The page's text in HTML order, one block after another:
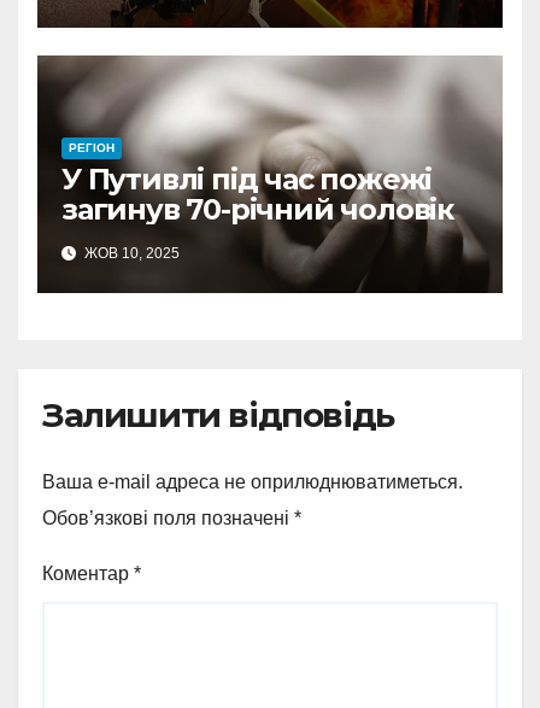
РЕГІОН
У Путивлі під час пожежі
загинув 70-річний чоловік
ЖОВ 10, 2025
Залишити відповідь
Ваша e-mail адреса не оприлюднюватиметься.
Обов’язкові поля позначені *
Коментар *